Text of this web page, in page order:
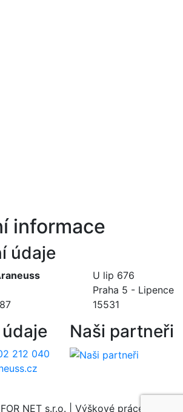
informace
údaje
U lip 676
Praha 5 - Lipence
15531
212 040
Naši partneři
NET s.r.o. | Výškové práce